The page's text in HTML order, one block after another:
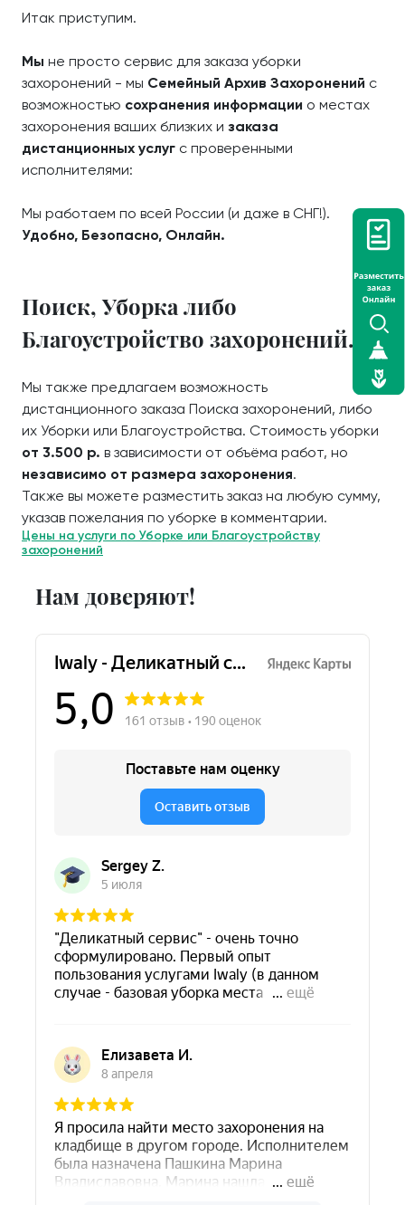
Итак приступим.
Мы не просто сервис для заказа уборки
захоронений - мы Семейный Архив Захоронений с
возможностью сохранения информации о местах
захоронения ваших близких и заказа
дистанционных услуг с проверенными
исполнителями:
Мы работаем по всей России (и даже в СНГ!).
Удобно, Безопасно, Онлайн.
Поиск, Уборка либо
Благоустройство захоронений.
Мы также предлагаем возможность
дистанционного заказа Поиска захоронений, либо
их Уборки или Благоустройства. Стоимость уборки
от 3.500 р. в зависимости от объёма работ, но
независимо от размера захоронения.
Также вы можете разместить заказ на любую сумму,
указав пожелания по уборке в комментарии.
Цены на услуги по Уборке или Благоустройству
захоронений
Нам доверяют!